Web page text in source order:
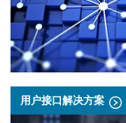
用户接口解决方案